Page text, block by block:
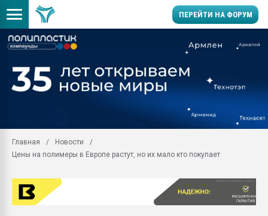
ПЕРЕЙТИ НА ФОРУМ
производство SPC
заводу пластмасс"
Подмосковье, Москва
28.07.2026
Главная
Новости
Цены на полимеры в Европе растут, но их мало кто покупает